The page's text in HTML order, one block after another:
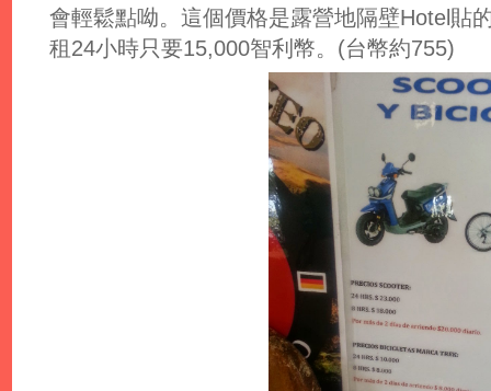
會輕鬆點呦。這個價格是露營地隔壁Hotel貼
租24小時只要15,000智利幣。(台幣約755)